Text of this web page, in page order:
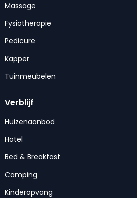
Massage
Fysiotherapie
Pedicure
Kapper
Tuinmeubelen
Verblijf
Huizenaanbod
Hotel
Bed & Breakfast
Camping
Kinderopvang